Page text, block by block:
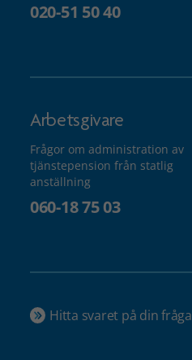
020-51 50 40
Arbetsgivare
Frågor om administration av
tjänstepension från statlig
anställning
060-18 75 03
Hitta svaret på din fråga